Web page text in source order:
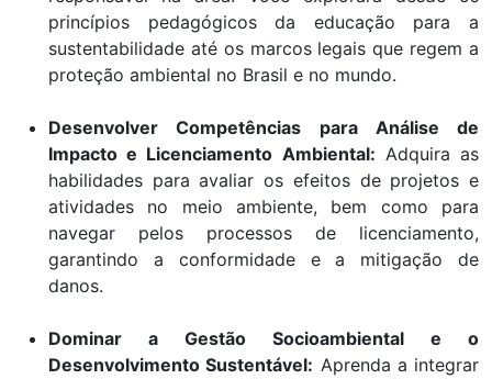
princípios pedagógicos da educação para a
sustentabilidade até os marcos legais que regem a
proteção ambiental no Brasil e no mundo.
Desenvolver Competências para Análise de
Impacto e Licenciamento Ambiental: Adquira as
habilidades para avaliar os efeitos de projetos e
atividades no meio ambiente, bem como para
navegar pelos processos de licenciamento,
garantindo a conformidade e a mitigação de
danos.
Dominar a Gestão Socioambiental e o
Desenvolvimento Sustentável: Aprenda a integrar